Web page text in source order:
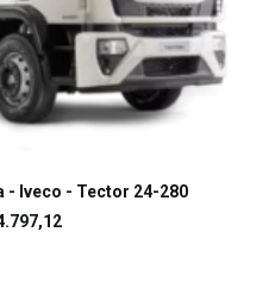
MAIS
- Iveco - Tector 24-280